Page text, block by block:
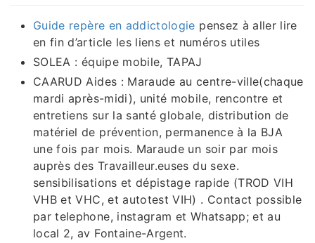
Guide repère en addictologie pensez à aller lire
en fin d’article les liens et numéros utiles
SOLEA : équipe mobile, TAPAJ
CAARUD Aides : Maraude au centre-ville(chaque
mardi après-midi), unité mobile, rencontre et
entretiens sur la santé globale, distribution de
matériel de prévention, permanence à la BJA
une fois par mois. Maraude un soir par mois
auprès des Travailleur.euses du sexe.
sensibilisations et dépistage rapide (TROD VIH
VHB et VHC, et autotest VIH) . Contact possible
par telephone, instagram et Whatsapp; et au
local 2, av Fontaine-Argent.